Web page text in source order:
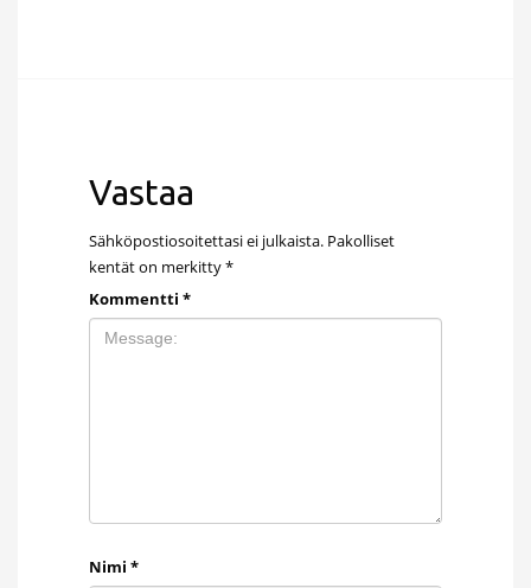
Vastaa
Sähköpostiosoitettasi ei julkaista. Pakolliset
kentät on merkitty*
Kommentti *
Nimi *